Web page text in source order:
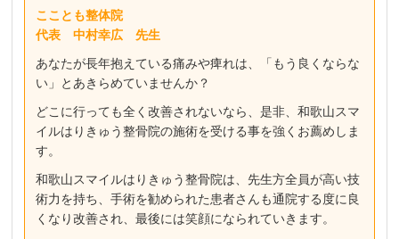
こことも整体院
代表 中村幸広先生
あなたが長年抱えている痛みや痺れは、「もう良くならな
い」とあきらめていませんか？
どこに行っても全く改善されないなら、是非、和歌山スマ
イルはりきゅう整骨院の施術を受ける事を強くお薦めしま
す。
和歌山スマイルはりきゅう整骨院は、先生方全員が高い技
術力を持ち、手術を勧められた患者さんも通院する度に良
くなり改善され、最後には笑顔になられていきます。